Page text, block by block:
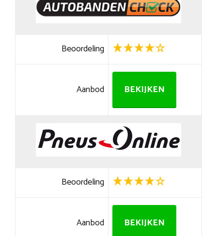
Beoordeling
Aanbod BEKIJKEN
Beoordeling
Aanbod BEKIJKEN